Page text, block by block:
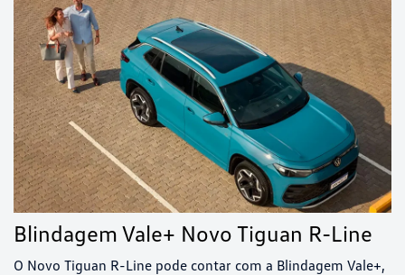
Blindagem Vale+ Novo Tiguan R-Line
O Novo Tiguan R-Line pode contar com a Blindagem Vale+,